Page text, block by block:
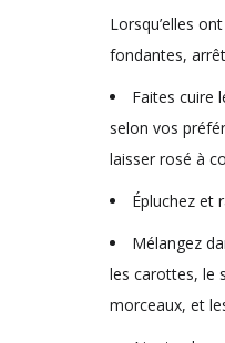
Lorsqu’elles
fondantes,
Faites cuire
selon vos
laisser rosé à
Épluchez et
Mélangez
les carottes, le
morceaux, et